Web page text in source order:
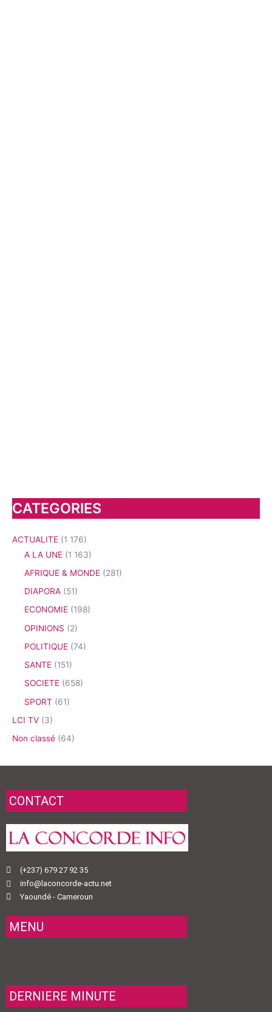
CATEGORIES
ACTUALITE (1 176)
A LA UNE (1 163)
AFRIQUE & MONDE (281)
DIAPORA (51)
ECONOMIE (198)
OPINIONS (2)
POLITIQUE (74)
SANTE (151)
SOCIETE (658)
SPORT (61)
LCI TV (3)
Non classé (64)
CONTACT
(+237) 679 27 92 35
info@laconcorde-actu.net
Yaoundé - Cameroun
MENU
DERNIERE MINUTE